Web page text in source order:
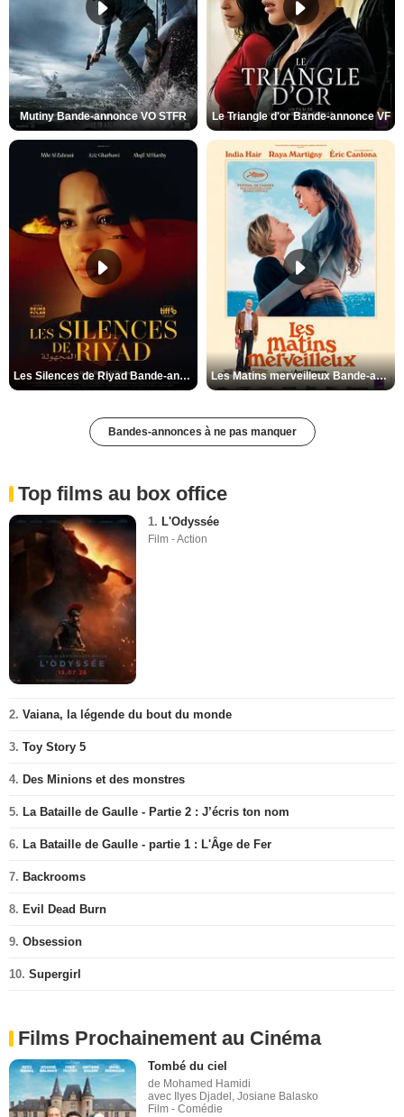
Mutiny Bande-annonce VO STFR Le Triangle d'or Bande-annonce VF
Les Silences de Riyad Bande-annonce VO STFR Les Matins merveilleux Bande-annonce VF
Bandes-annonces à ne pas manquer
Top films au box office
1. L'Odyssée
Film - Action
2. Vaiana, la légende du bout du monde
3. Toy Story 5
4. Des Minions et des monstres
5. La Bataille de Gaulle - Partie 2 : J’écris ton nom
6. La Bataille de Gaulle - partie 1 : L'Âge de Fer
7. Backrooms
8. Evil Dead Burn
9. Obsession
10. Supergirl
Films Prochainement au Cinéma
Tombé du ciel
de Mohamed Hamidi
avec Ilyes Djadel, Josiane Balasko
Film - Comédie